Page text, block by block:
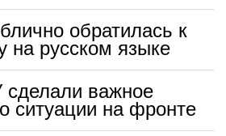
обратилась к
на русском языке
важное
ситуации на фронте